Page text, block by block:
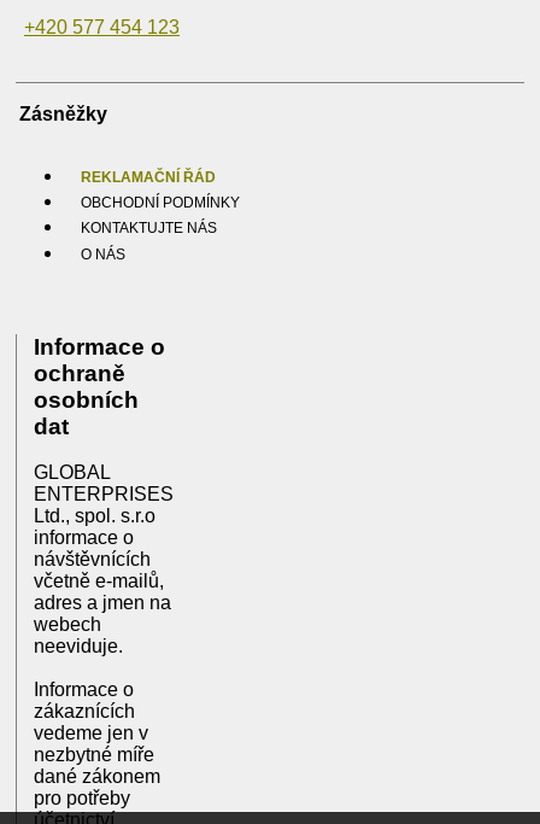
+420 577 454 123
Zásněžky
REKLAMAČNÍ ŘÁD
OBCHODNÍ PODMÍNKY
KONTAKTUJTE NÁS
O NÁS
Informace o
ochraně
osobních
dat
GLOBAL
ENTERPRISES
Ltd., spol. s.r.o
informace o
návštěvnících
včetně e-mailů,
adres a jmen na
webech
neeviduje.
Informace o
zákaznících
vedeme jen v
nezbytné míře
dané zákonem
pro potřeby